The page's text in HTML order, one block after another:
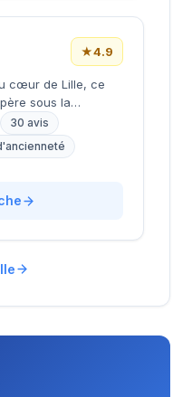
★4.9
cœur de Lille, ce
sous la
un secteur
lilloise. La
entreprises
avec une
lui vaut une
Les 30
que des
30 avis